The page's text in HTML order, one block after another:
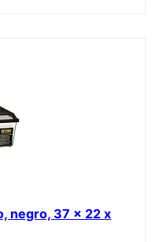
negro, 37 x 22 x